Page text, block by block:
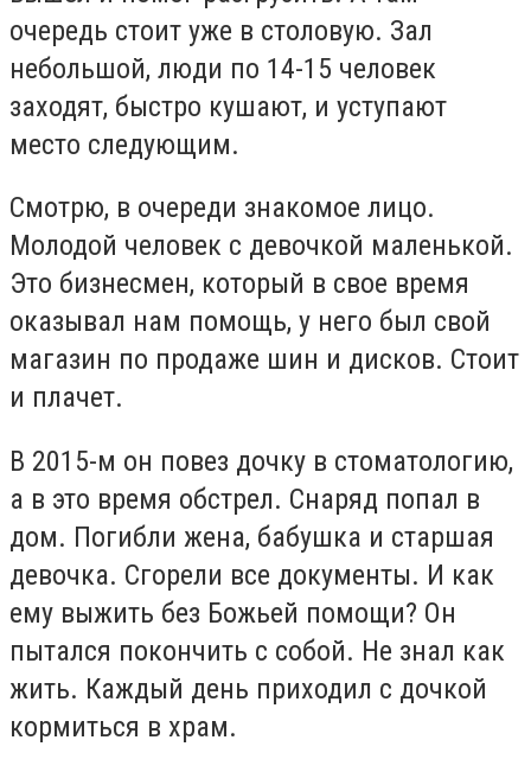
очередь стоит уже в столовую. Зал
небольшой, люди по 14-15 человек
заходят, быстро кушают, и уступают
место следующим.
Смотрю, в очереди знакомое лицо.
Молодой человек с девочкой маленькой.
Это бизнесмен, который в свое время
оказывал нам помощь, у него был свой
магазин по продаже шин и дисков. Стоит
и плачет.
В 2015-м он повез дочку в стоматологию,
а в это время обстрел. Снаряд попал в
дом. Погибли жена, бабушка и старшая
девочка. Сгорели все документы. И как
ему выжить без Божьей помощи? Он
пытался покончить с собой. Не знал как
жить. Каждый день приходил с дочкой
кормиться в храм.